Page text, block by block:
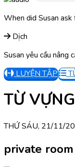
When did Susan
Dịch
Susan yêu cầu nâng
LUYỆN TẬP
TỪ
THỨ SÁU, 21/11/
private room